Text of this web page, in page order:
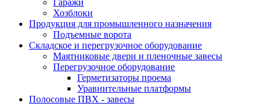
Хозблоки
Продукция для промышленного назначения
Подъемные ворота
Складское и перегрузочное оборудование
Маятниковые двери и пленочные завесы
Перегрузочное оборудование
Герметизаторы проема
Уравнительные платформы
Полосовые ПВХ - завесы